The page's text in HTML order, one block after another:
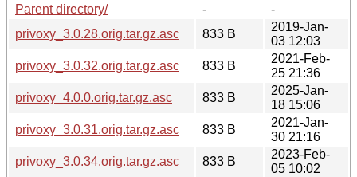
Parent directory/
-
-
privoxy_3.0.28.orig.tar.gz.asc
833 B
2019-Jan-
03 12:03
privoxy_3.0.32.orig.tar.gz.asc
833 B
2021-Feb-
25 21:36
privoxy_4.0.0.orig.tar.gz.asc
833 B
2025-Jan-
18 15:06
privoxy_3.0.31.orig.tar.gz.asc
833 B
2021-Jan-
30 21:16
privoxy_3.0.34.orig.tar.gz.asc
833 B
2023-Feb-
05 10:02